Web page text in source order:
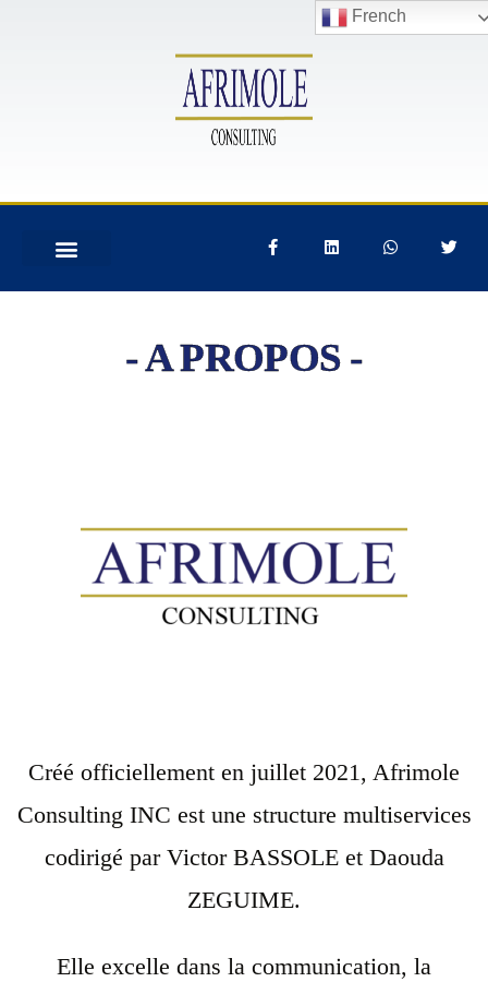
- A PROPOS -
Créé officiellement en juillet 2021, Afrimole
Consulting INC est une structure multiservices
codirigé par Victor BASSOLE et Daouda
ZEGUIME.
Elle excelle dans la communication, la
French